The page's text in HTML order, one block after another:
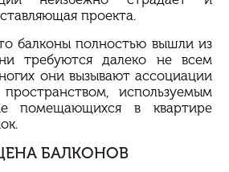
проекта.
балконы полностью вышли из
требуются далеко не всем
они вызывают ассоциации
используемым
помещающихся в квартире
БАЛКОНОВ